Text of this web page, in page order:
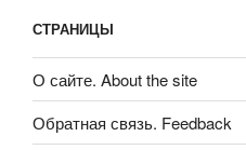
СТРАНИЦЫ
О сайте. About the site
Обратная связь. Feedback